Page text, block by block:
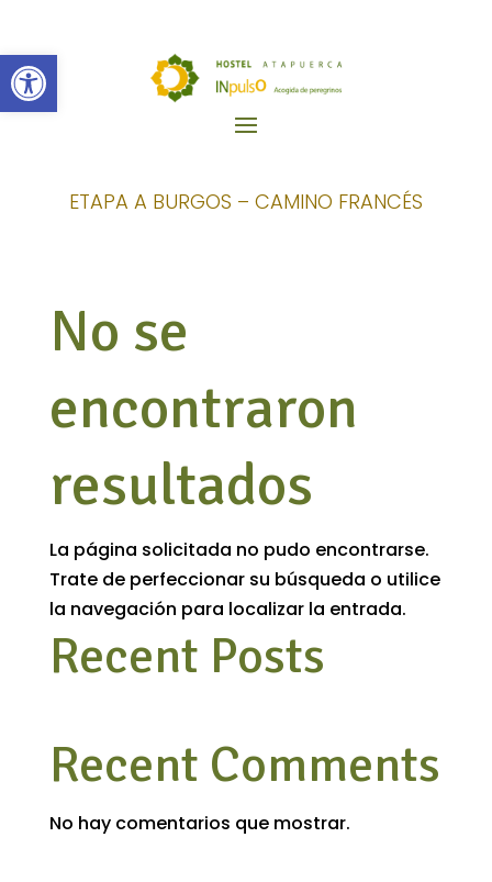
Abrir barra de herramientas
ETAPA A BURGOS – CAMINO FRANCÉS
No se
encontraron
resultados
La página solicitada no pudo encontrarse.
Trate de perfeccionar su búsqueda o utilice
la navegación para localizar la entrada.
Recent Posts
Recent Comments
No hay comentarios que mostrar.